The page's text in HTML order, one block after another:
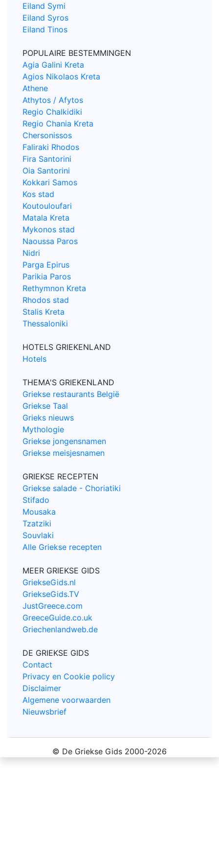
Eiland Symi
Eiland Syros
Eiland Tinos
POPULAIRE BESTEMMINGEN
Agia Galini Kreta
Agios Nikolaos Kreta
Athene
Athytos / Afytos
Regio Chalkidiki
Regio Chania Kreta
Chersonissos
Faliraki Rhodos
Fira Santorini
Oia Santorini
Kokkari Samos
Kos stad
Koutouloufari
Matala Kreta
Mykonos stad
Naoussa Paros
Nidri
Parga Epirus
Parikia Paros
Rethymnon Kreta
Rhodos stad
Stalis Kreta
Thessaloniki
HOTELS GRIEKENLAND
Hotels
THEMA'S GRIEKENLAND
Griekse restaurants België
Griekse Taal
Grieks nieuws
Mythologie
Griekse jongensnamen
Griekse meisjesnamen
GRIEKSE RECEPTEN
Griekse salade - Choriatiki
Stifado
Mousaka
Tzatziki
Souvlaki
Alle Griekse recepten
MEER GRIEKSE GIDS
GriekseGids.nl
GriekseGids.TV
JustGreece.com
GreeceGuide.co.uk
Griechenlandweb.de
DE GRIEKSE GIDS
Contact
Privacy en Cookie policy
Disclaimer
Algemene voorwaarden
Nieuwsbrief
© De Griekse Gids 2000-2026